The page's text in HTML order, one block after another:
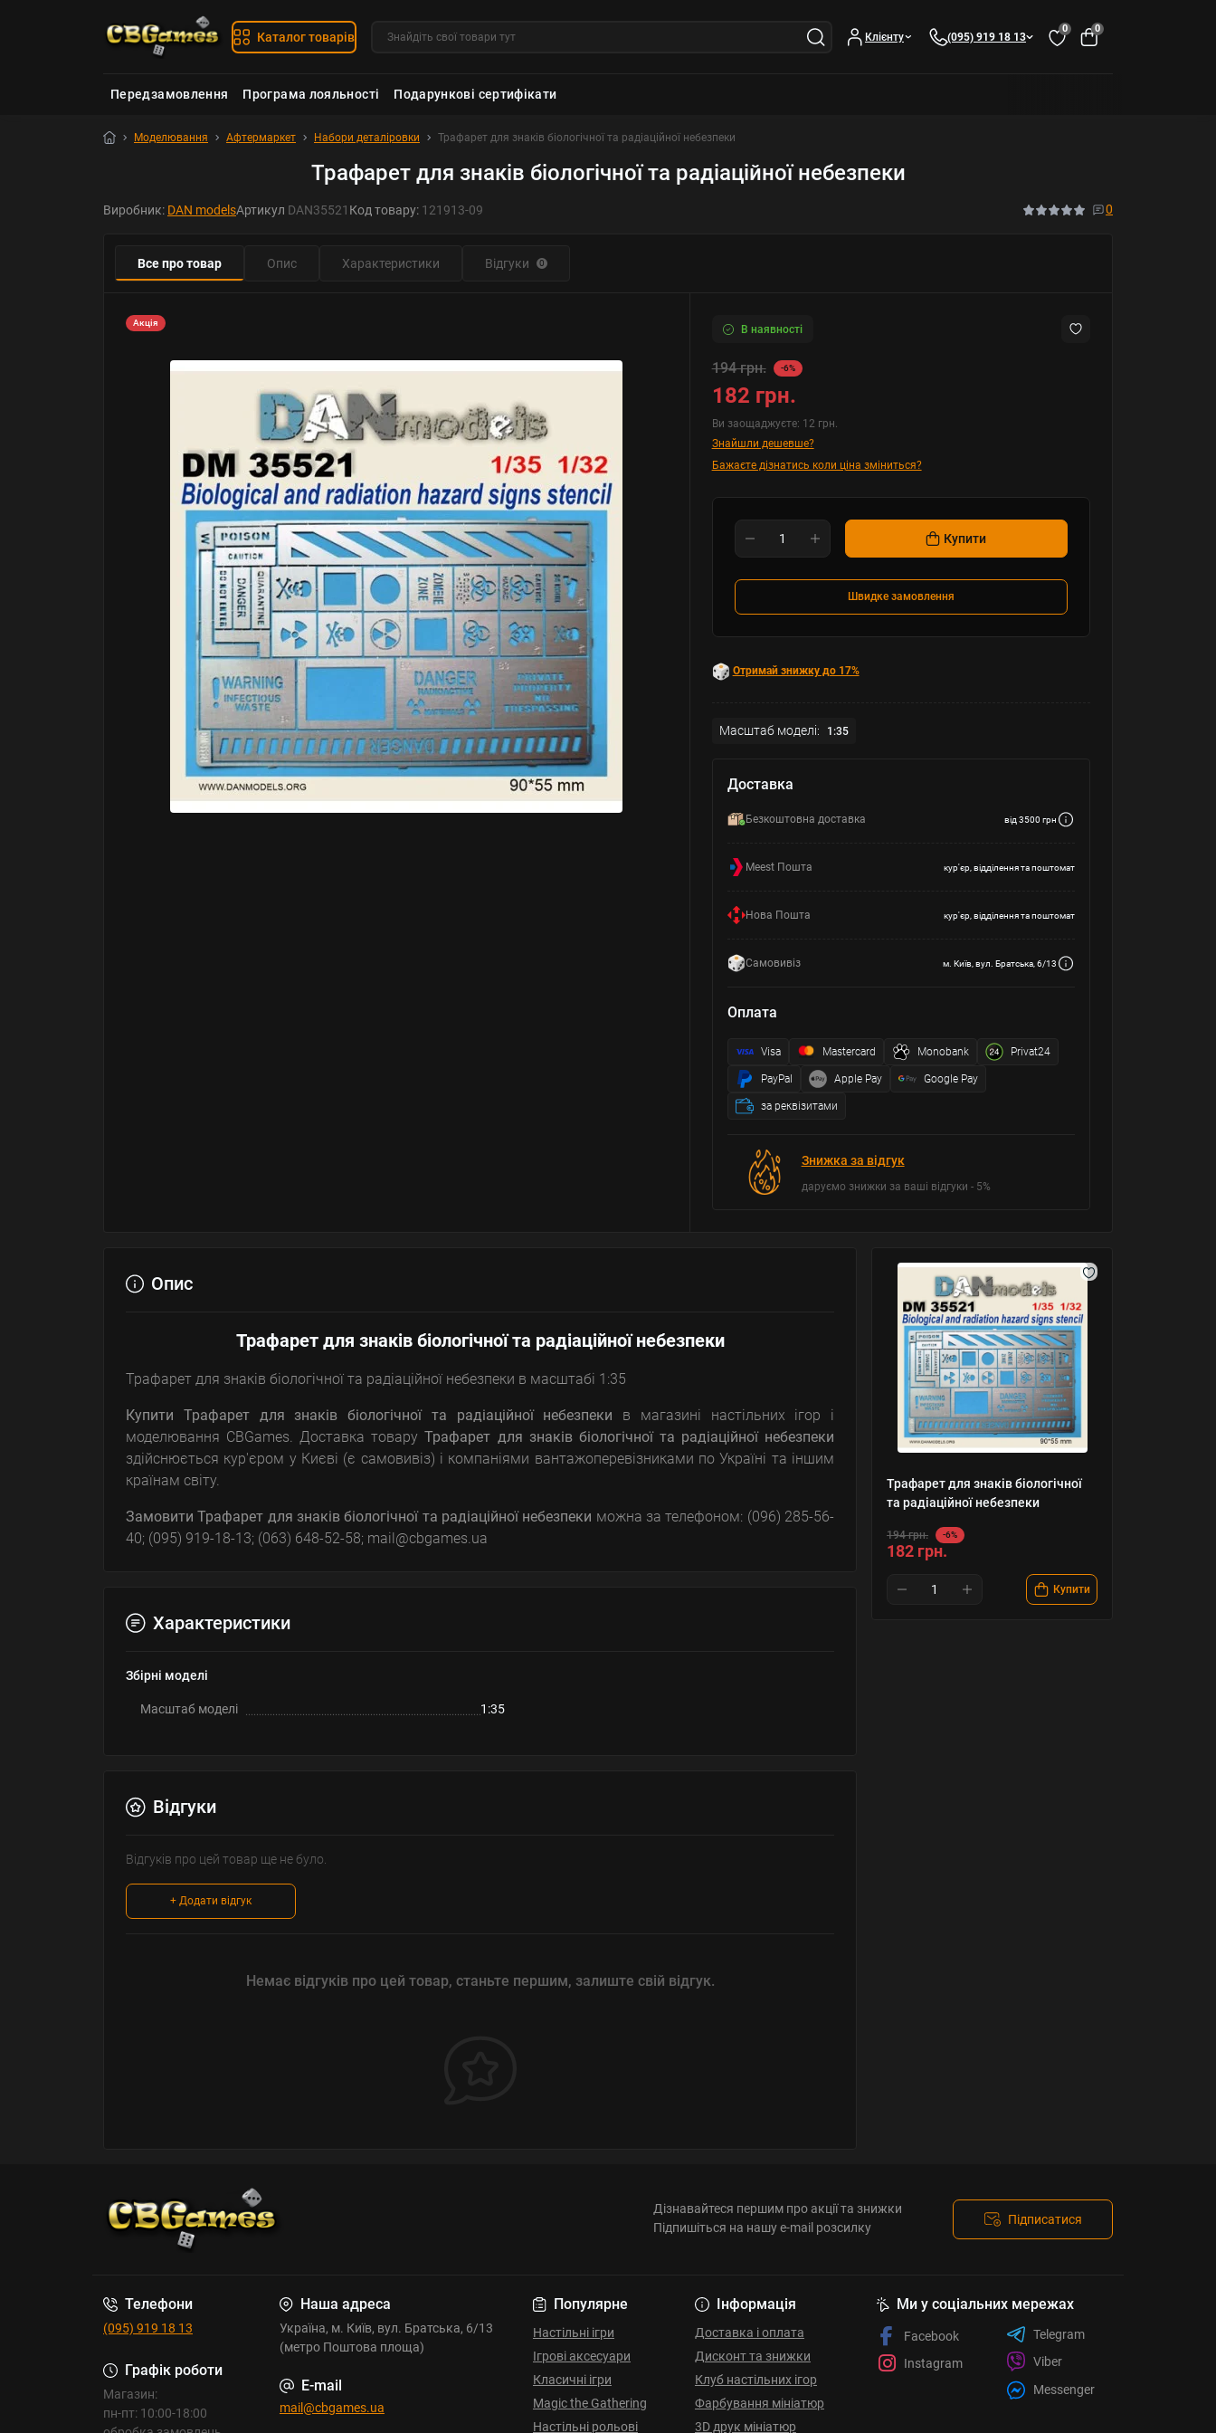
Каталог товарів Клієнту (095) 919 18 13
0 0
Передзамовлення Програма лояльності Подарункові сертифікати
Моделювання Афтермаркет Набори деталіровки Трафарет для знаків біологічної та радіаційної небезпеки
Трафарет для знаків біологічної та радіаційної небезпеки
Виробник: DAN modelsАртикул DAN35521 Код товару: 121913-09 0
Все про товар Опис Характеристики Відгуки 0
Акція В наявності
194 грн. -6%
182 грн.
Ви заощаджуєте: 12 грн.
Знайшли дешевше?
Бажаєте дізнатись коли ціна зміниться?
Купити
Швидке замовлення
Отримай знижку до 17%
Масштаб моделі: 1:35
Доставка
Безкоштовна доставка від 3500 грн
Meest Пошта кур'єр, відділення та поштомат
Нова Пошта кур'єр, відділення та поштомат
Самовивіз м. Київ, вул. Братська, 6/13
Оплата
Visa Mastercard Monobank Privat24
PayPal Apple Pay Google Pay
за реквізитами
Знижка за відгук
даруємо знижки за ваші відгуки - 5%
Трафарет для знаків біологічної
та радіаційної небезпеки
194 грн. -6%
182 грн.
Купити
Опис
Трафарет для знаків біологічної та радіаційної небезпеки
Трафарет для знаків біологічної та радіаційної небезпеки в масштабі 1:35
Купити Трафарет для знаків біологічної та радіаційної небезпеки в магазині настільних ігор і
моделювання CBGames. Доставка товаруТрафарет для знаків біологічної та радіаційної небезпеки
здійснюється кур'єром у Києві (є самовивіз) і компаніями вантажоперевізниками по Україні та іншим
країнам світу.
Замовити Трафарет для знаків біологічної та радіаційної небезпеки можна за телефоном: (096) 285-56-
40; (095) 919-18-13; (063) 648-52-58; mail@cbgames.ua
Характеристики
Збірні моделі
Масштаб моделі 1:35
Відгуки
Відгуків про цей товар ще не було.
+ Додати відгук
Немає відгуків про цей товар, станьте першим, залиште свій відгук.
Дізнавайтеся першим про акції та знижки
Підпишіться на нашу e-mail розсилку
Підписатися
Телефони
(095) 919 18 13
Графік роботи
Магазин:
пн-пт: 10:00-18:00
Наша адреса
Україна, м. Київ, вул. Братська, 6/13
(метро Поштова площа)
E-mail
mail@cbgames.ua
Популярне
Настільні ігри
Ігрові аксесуари
Класичні ігри
Magic the Gathering
Настільні рольові
Інформація
Доставка і оплата
Дисконт та знижки
Клуб настільних ігор
Фарбування мініатюр
3D друк мініатюр
Ми у соціальних мережах
Facebook
Instagram
Telegram
Viber
Messenger